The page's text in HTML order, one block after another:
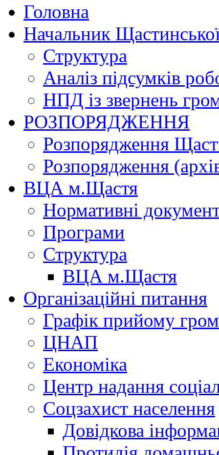
Головна
Начальник
Структура
Аналіз підсумків
НПД із звернень
РОЗПОРЯДЖЕННЯ
Розпорядження
Розпорядження
ВЦА м.Щастя
Нормативні
Програми
Структура
ВЦА м.Щастя
Організаційні питання
Графік прийому
ЦНАП
Економіка
Центр надання
Соцзахист населення
Довідкова